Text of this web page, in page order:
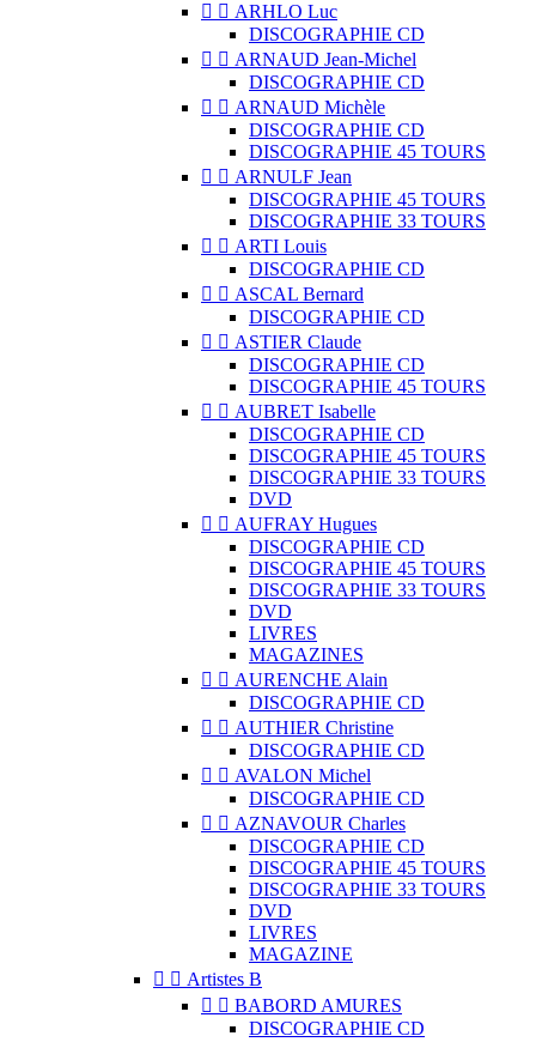
  ARHLO Luc
DISCOGRAPHIE CD
  ARNAUD Jean-Michel
DISCOGRAPHIE CD
  ARNAUD Michèle
DISCOGRAPHIE CD
DISCOGRAPHIE 45 TOURS
  ARNULF Jean
DISCOGRAPHIE 45 TOURS
DISCOGRAPHIE 33 TOURS
  ARTI Louis
DISCOGRAPHIE CD
  ASCAL Bernard
DISCOGRAPHIE CD
  ASTIER Claude
DISCOGRAPHIE CD
DISCOGRAPHIE 45 TOURS
  AUBRET Isabelle
DISCOGRAPHIE CD
DISCOGRAPHIE 45 TOURS
DISCOGRAPHIE 33 TOURS
DVD
  AUFRAY Hugues
DISCOGRAPHIE CD
DISCOGRAPHIE 45 TOURS
DISCOGRAPHIE 33 TOURS
DVD
LIVRES
MAGAZINES
  AURENCHE Alain
DISCOGRAPHIE CD
  AUTHIER Christine
DISCOGRAPHIE CD
  AVALON Michel
DISCOGRAPHIE CD
  AZNAVOUR Charles
DISCOGRAPHIE CD
DISCOGRAPHIE 45 TOURS
DISCOGRAPHIE 33 TOURS
DVD
LIVRES
MAGAZINE
  Artistes B
  BABORD AMURES
DISCOGRAPHIE CD